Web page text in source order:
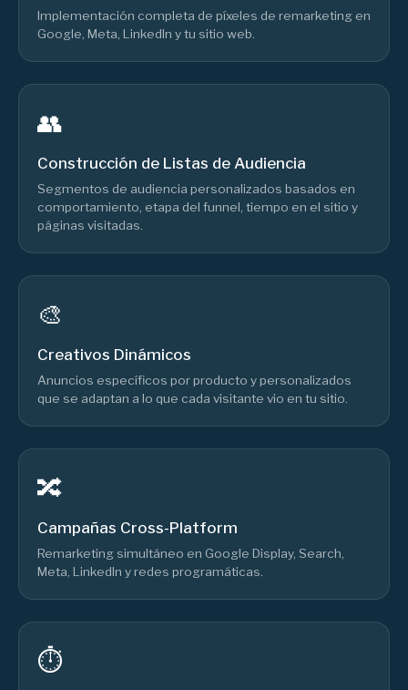
Implementación completa de píxeles de remarketing en
Google, Meta, LinkedIn y tu sitio web.
👥
Construcción de Listas de Audiencia
Segmentos de audiencia personalizados basados en
comportamiento, etapa del funnel, tiempo en el sitio y
páginas visitadas.
🎨
Creativos Dinámicos
Anuncios específicos por producto y personalizados
que se adaptan a lo que cada visitante vio en tu sitio.
🔀
Campañas Cross-Platform
Remarketing simultáneo en Google Display, Search,
Meta, LinkedIn y redes programáticas.
⏱️